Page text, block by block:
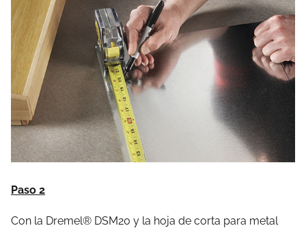
Paso 2
Con la Dremel® DSM20 y la hoja de corta para metal